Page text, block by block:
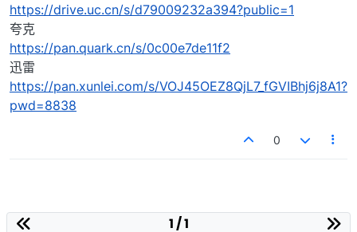
https://drive.uc.cn/s/d79009232a394?public=1
夸克
https://pan.quark.cn/s/0c00e7de11f2
迅雷
https://pan.xunlei.com/s/VOJ45OEZ8QjL7_fGVIBhj6j8A1?
pwd=8838
0
1 / 1